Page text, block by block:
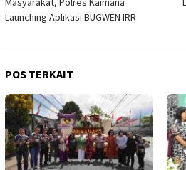
Launching Aplikasi BUGWEN IRR
POS TERKAIT